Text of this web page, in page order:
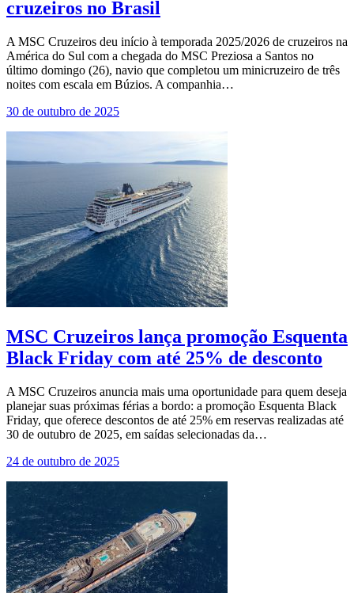
cruzeiros no Brasil
A MSC Cruzeiros deu início à temporada 2025/2026 de cruzeiros na
América do Sul com a chegada do MSC Preziosa a Santos no
último domingo (26), navio que completou um minicruzeiro de três
noites com escala em Búzios. A companhia…
30 de outubro de 2025
MSC Cruzeiros lança promoção Esquenta
Black Friday com até 25% de desconto
A MSC Cruzeiros anuncia mais uma oportunidade para quem deseja
planejar suas próximas férias a bordo: a promoção Esquenta Black
Friday, que oferece descontos de até 25% em reservas realizadas até
30 de outubro de 2025, em saídas selecionadas da…
24 de outubro de 2025